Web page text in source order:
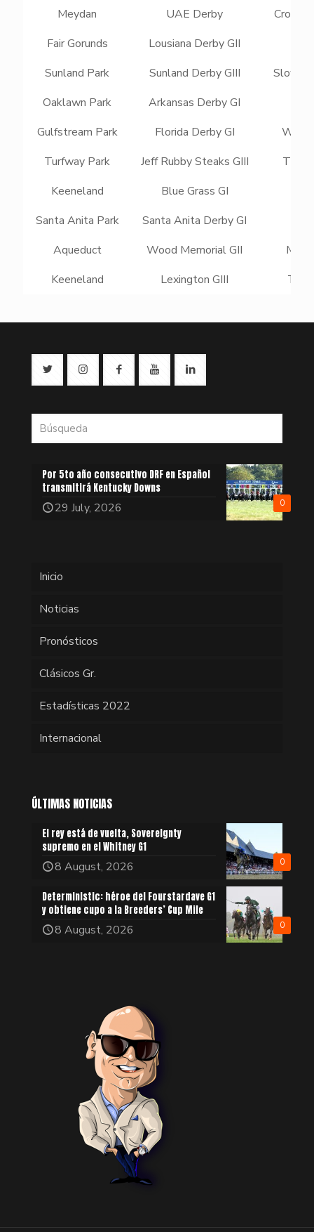
Meydan
UAE Derby
Crown
Fair Gorunds
Lousiana Derby GII
Sunland Park
Sunland Derby GIII
Slow
Oaklawn Park
Arkansas Derby GI
Gulfstream Park
Florida Derby GI
Turfway Park
Jeff Rubby Steaks GIII
Tiz
Keeneland
Blue Grass GI
Santa Anita Park
Santa Anita Derby GI
Aqueduct
Wood Memorial GII
Mo
Keeneland
Lexington GIII
0
Por 5to año consecutivo DRF en Español
transmitirá Kentucky Downs
29 July, 2026
Inicio
Noticias
Pronósticos
Clásicos Gr.
Estadísticas 2022
Internacional
ÚLTIMAS NOTICIAS
0
El rey está de vuelta, Sovereignty
supremo en el Whitney G1
8 August, 2026
0
Deterministic: héroe del Fourstardave G1
y obtiene cupo a la Breeders’ Cup Mile
8 August, 2026